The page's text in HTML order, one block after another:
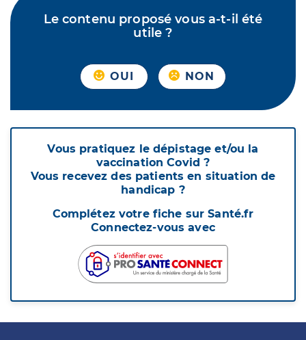
Le contenu proposé vous a-t-il été
utile ?
OUI NON
Vous pratiquez le dépistage et/ou la
vaccination Covid ?
Vous recevez des patients en situation de
handicap ?
Complétez votre fiche sur Santé.fr
Connectez-vous avec